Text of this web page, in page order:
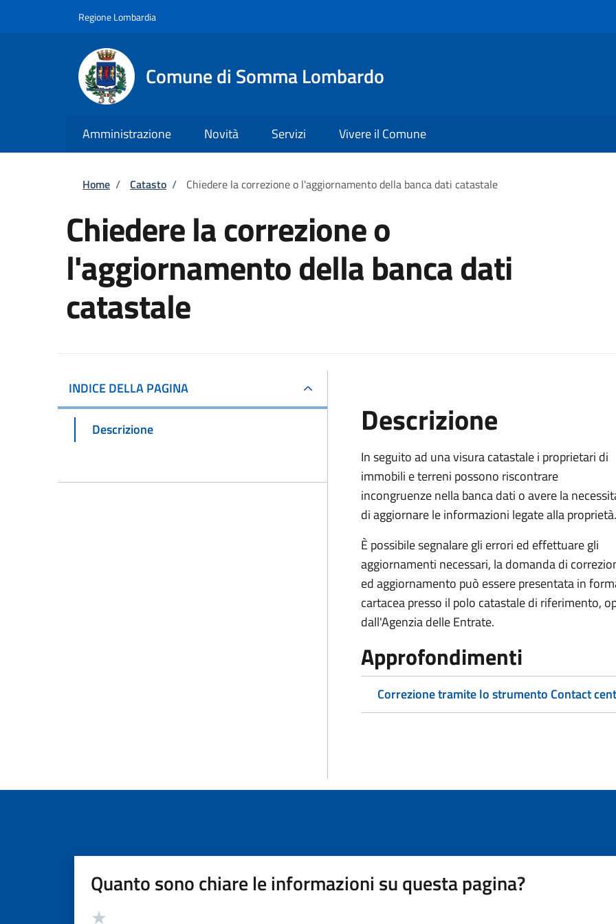
Regione Lombardia
Comune di Somma Lombardo
Amministrazione Novità Servizi Vivere il Comune
Briciole di pane
Home / Catasto / Chiedere la correzione o l'aggiornamento della banca dati catastale
Chiedere la correzione o
l'aggiornamento della banca dati
catastale
INDICE DELLA PAGINA
Descrizione Descrizione
In seguito ad una visura catastale i proprietari di
immobili e terreni possono riscontrare
incongruenze nella banca dati o avere la
di aggiornare le informazioni legate alla proprietà.
È possibile segnalare gli errori ed effettuare gli
aggiornamenti necessari, la domanda di
ed aggiornamento può essere presentata in
cartacea presso il polo catastale di riferimento,
dall'Agenzia delle Entrate.
Approfondimenti
Correzione tramite lo strumento Contact
Quanto sono chiare le informazioni su questa pagina?
Valutazione